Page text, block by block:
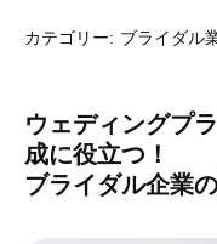
カテゴリー: ブライダル
ウェディングプ
成に役立つ！
ブライダル企業